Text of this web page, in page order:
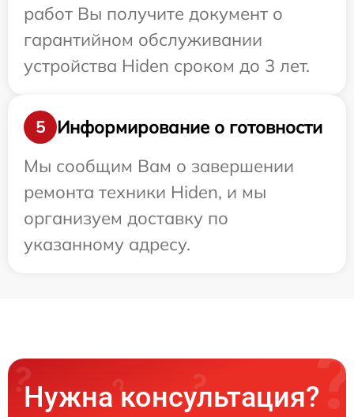
работ Вы получите документ о
гарантийном обслуживании
устройства Hiden сроком до 3 лет.
5
Информирование о готовности
Мы сообщим Вам о завершении
ремонта техники Hiden, и мы
организуем доставку по
указанному адресу.
Нужна консультация?